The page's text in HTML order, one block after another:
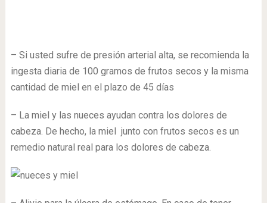
– Si usted sufre de presión arterial alta, se recomienda la
ingesta diaria de 100 gramos de frutos secos y la misma
cantidad de miel en el plazo de 45 días
– La miel y las nueces ayudan contra los dolores de
cabeza. De hecho, la miel junto con frutos secos es un
remedio natural real para los dolores de cabeza.